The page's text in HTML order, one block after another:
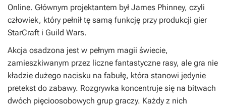
Online. Głównym projektantem był James Phinney, czyli
człowiek, który pełnił tę samą funkcję przy produkcji gier
StarCraft i Guild Wars.
Akcja osadzona jest w pełnym magii świecie,
zamieszkiwanym przez liczne fantastyczne rasy, ale gra nie
kładzie dużego nacisku na fabułę, która stanowi jedynie
pretekst do zabawy. Rozgrywka koncentruje się na bitwach
dwóch pięcioosobowych grup graczy. Każdy z nich